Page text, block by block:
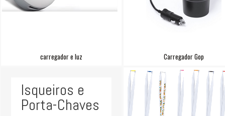
carregador e luz Carregador Gop
Isqueiros e
Porta-Chaves